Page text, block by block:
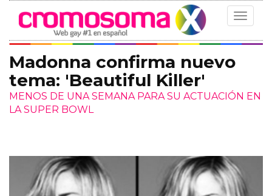
Toggle
Madonna confirma nuevo
tema: 'Beautiful Killer'
MENOS DE UNA SEMANA PARA SU ACTUACIÓN EN
LA SUPER BOWL